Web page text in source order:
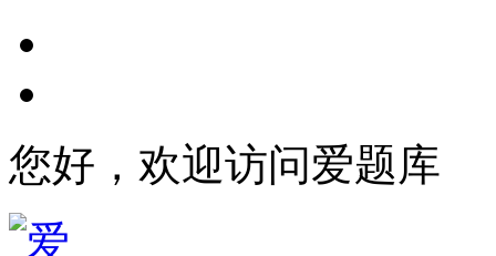
您好，欢迎访问爱题库